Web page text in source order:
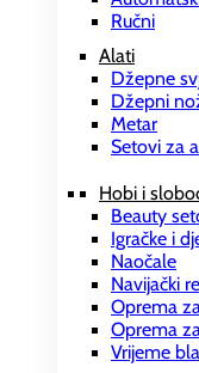
Ručni
Alati
Džepne
Džepni
Metar
Setovi za
Hobi i
Beauty
Igračke i
Naočale
Navijački
Oprema
Oprema
Vrijeme